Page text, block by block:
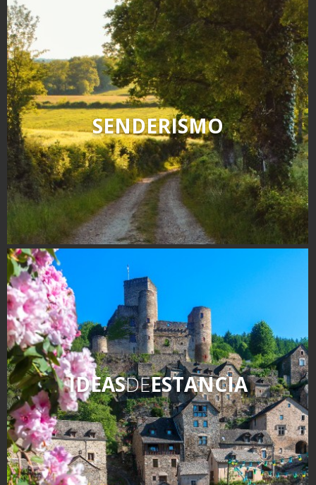
Rouquier en Goutrens
« Nuestros campos antes »
La Palairie en Goutrens
El museo de la fragua
un ojo en el pasado
artistas y artesanos
La gastronomía
local
La castaña
Las vinas
Las ferias y mercados
Descubrimiento del terruño
Recetas y productos locales
Pasear en menos
de cien
kilómetros
Los más bonitos pueblos en
Francia
Otras hermosas aldeas
El Pays des Bastides du
Rouergue
Las ciudades y países de
arte y historia
SENDERISMO
IDEASDEESTANCIA